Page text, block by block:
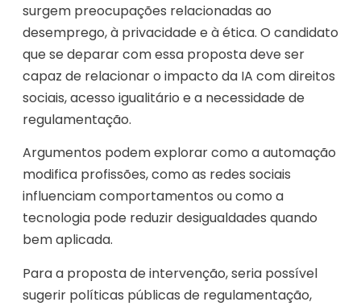
surgem preocupações relacionadas ao
desemprego, à privacidade e à ética. O candidato
que se deparar com essa proposta deve ser
capaz de relacionar o impacto da IA com direitos
sociais, acesso igualitário e a necessidade de
regulamentação.
Argumentos podem explorar como a automação
modifica profissões, como as redes sociais
influenciam comportamentos ou como a
tecnologia pode reduzir desigualdades quando
bem aplicada.
Para a proposta de intervenção, seria possível
sugerir políticas públicas de regulamentação,